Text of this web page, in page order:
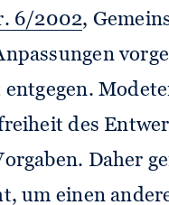
6/2002,
des
Daher
um einen